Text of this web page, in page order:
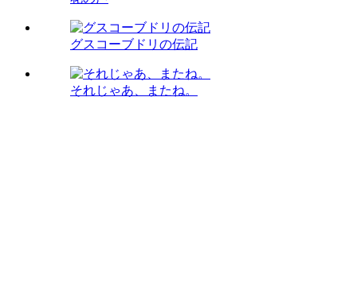
グスコーブドリの伝記
それじゃあ、またね。